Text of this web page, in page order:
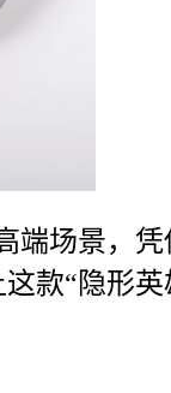
场景，凭
款“隐形